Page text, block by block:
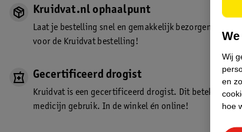
Kruidvat.nl ophaalpunt
Laat je bestelling snel en gemakkelijk bezorgen in de
voor de Kruidvat bestelling!
Gecertificeerd drogist
Kruidvat is een gecertificeerd drogist. Dit betekent
medicijn gebruik. In de winkel én online!
Wij
en
hoe